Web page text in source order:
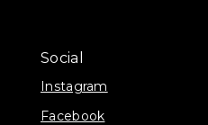
Social
Instagram
Facebook